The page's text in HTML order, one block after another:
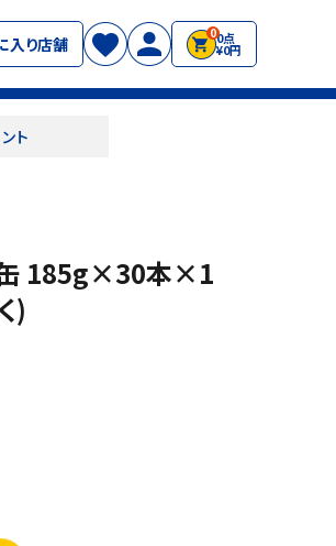
入り店舗
00点
¥0円
ト
缶 185g×30本×1
)